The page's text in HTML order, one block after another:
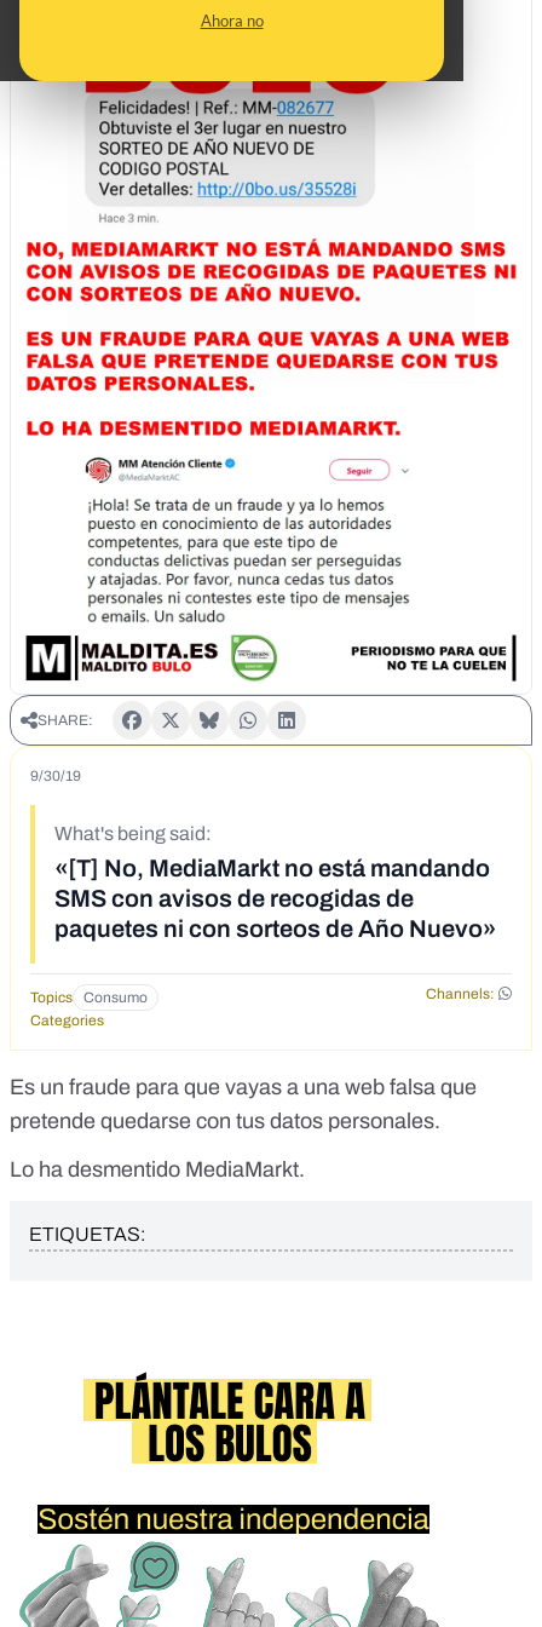
Ahora no
SHARE:
9/30/19
What's being said:
«[T] No, MediaMarkt no está mandando
SMS con avisos de recogidas de
paquetes ni con sorteos de Año Nuevo»
Topics Consumo
Channels:
Categories
Es un fraude para que vayas a una web falsa que
pretende quedarse con tus datos personales.
Lo ha desmentido MediaMarkt.
ETIQUETAS: